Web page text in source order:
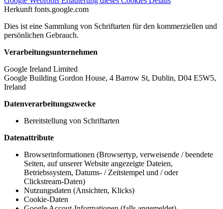
Herkunft fonts.google.com
Dies ist eine Sammlung von Schriftarten für den kommerziellen und
persönlichen Gebrauch.
Verarbeitungsunternehmen
Google Ireland Limited
Google Building Gordon House, 4 Barrow St, Dublin, D04 E5W5,
Ireland
Datenverarbeitungszwecke
Bereitstellung von Schriftarten
Datenattribute
Browserinformationen (Browsertyp, verweisende / beendete
Seiten, auf unserer Website angezeigte Dateien,
Betriebssystem, Datums- / Zeitstempel und / oder
Clickstream-Daten)
Nutzungsdaten (Ansichten, Klicks)
Cookie-Daten